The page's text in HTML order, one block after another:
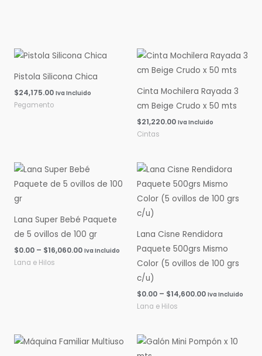
Pistola Silicona Chica
$24,175.00 Iva Incluido
Pegamento
Cinta Mochilera Rayada 3
cm Beige Crudo x 50 mts
$21,220.00 Iva Incluido
Cintas
Lana Super Bebé Paquete
de 5 ovillos de 100 gr
$0.00 – $16,060.00
Rango
de
precios:
$16,060.00
Iva Incluido
Lana e Hilos
Lana Cisne Rendidora
Paquete 500grs Mismo
Color (5 ovillos de 100 grs
c/u)
$0.00 – $14,600.00
Rango
de
precios:
desde
$0.00
Iva Incluido
Lana e Hilos